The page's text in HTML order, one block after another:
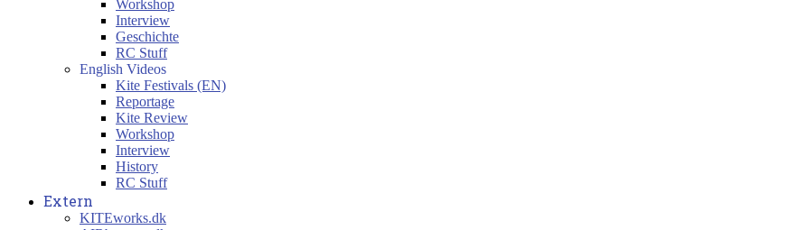
Workshop
Interview
Geschichte
RC Stuff
English Videos
Kite Festivals (EN)
Reportage
Kite Review
Workshop
Interview
History
RC Stuff
Extern
KITEworks.dk